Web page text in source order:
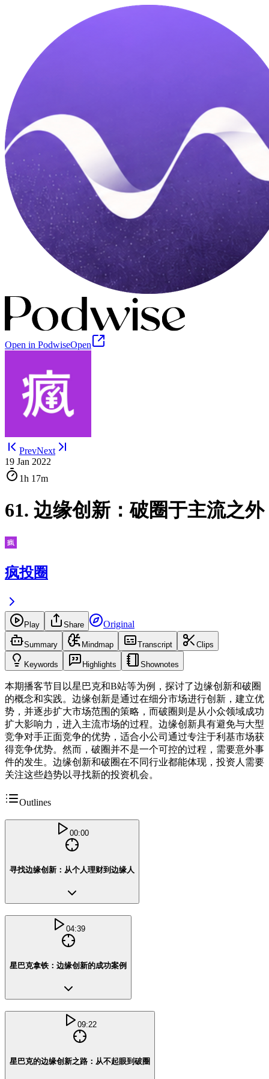
Open in PodwiseOpen
PrevNext
19 Jan 2022
1h 17m
61. 边缘创新：破圈于主流之外
疯投圈
Play Share Original
Summary Mindmap Transcript Clips
Keywords Highlights Shownotes
本期播客节目以星巴克和B站等为例，探讨了边缘创新和破圈
的概念和实践。边缘创新是通过在细分市场进行创新，建立优
势，并逐步扩大市场范围的策略，而破圈则是从小众领域成功
扩大影响力，进入主流市场的过程。边缘创新具有避免与大型
竞争对手正面竞争的优势，适合小公司通过专注于利基市场获
得竞争优势。然而，破圈并不是一个可控的过程，需要意外事
件的发生。边缘创新和破圈在不同行业都能体现，投资人需要
关注这些趋势以寻找新的投资机会。
Outlines
00:00
寻找边缘创新：从个人理财到边缘人
04:39
星巴克拿铁：边缘创新的成功案例
09:22
星巴克的边缘创新之路：从不起眼到破圈